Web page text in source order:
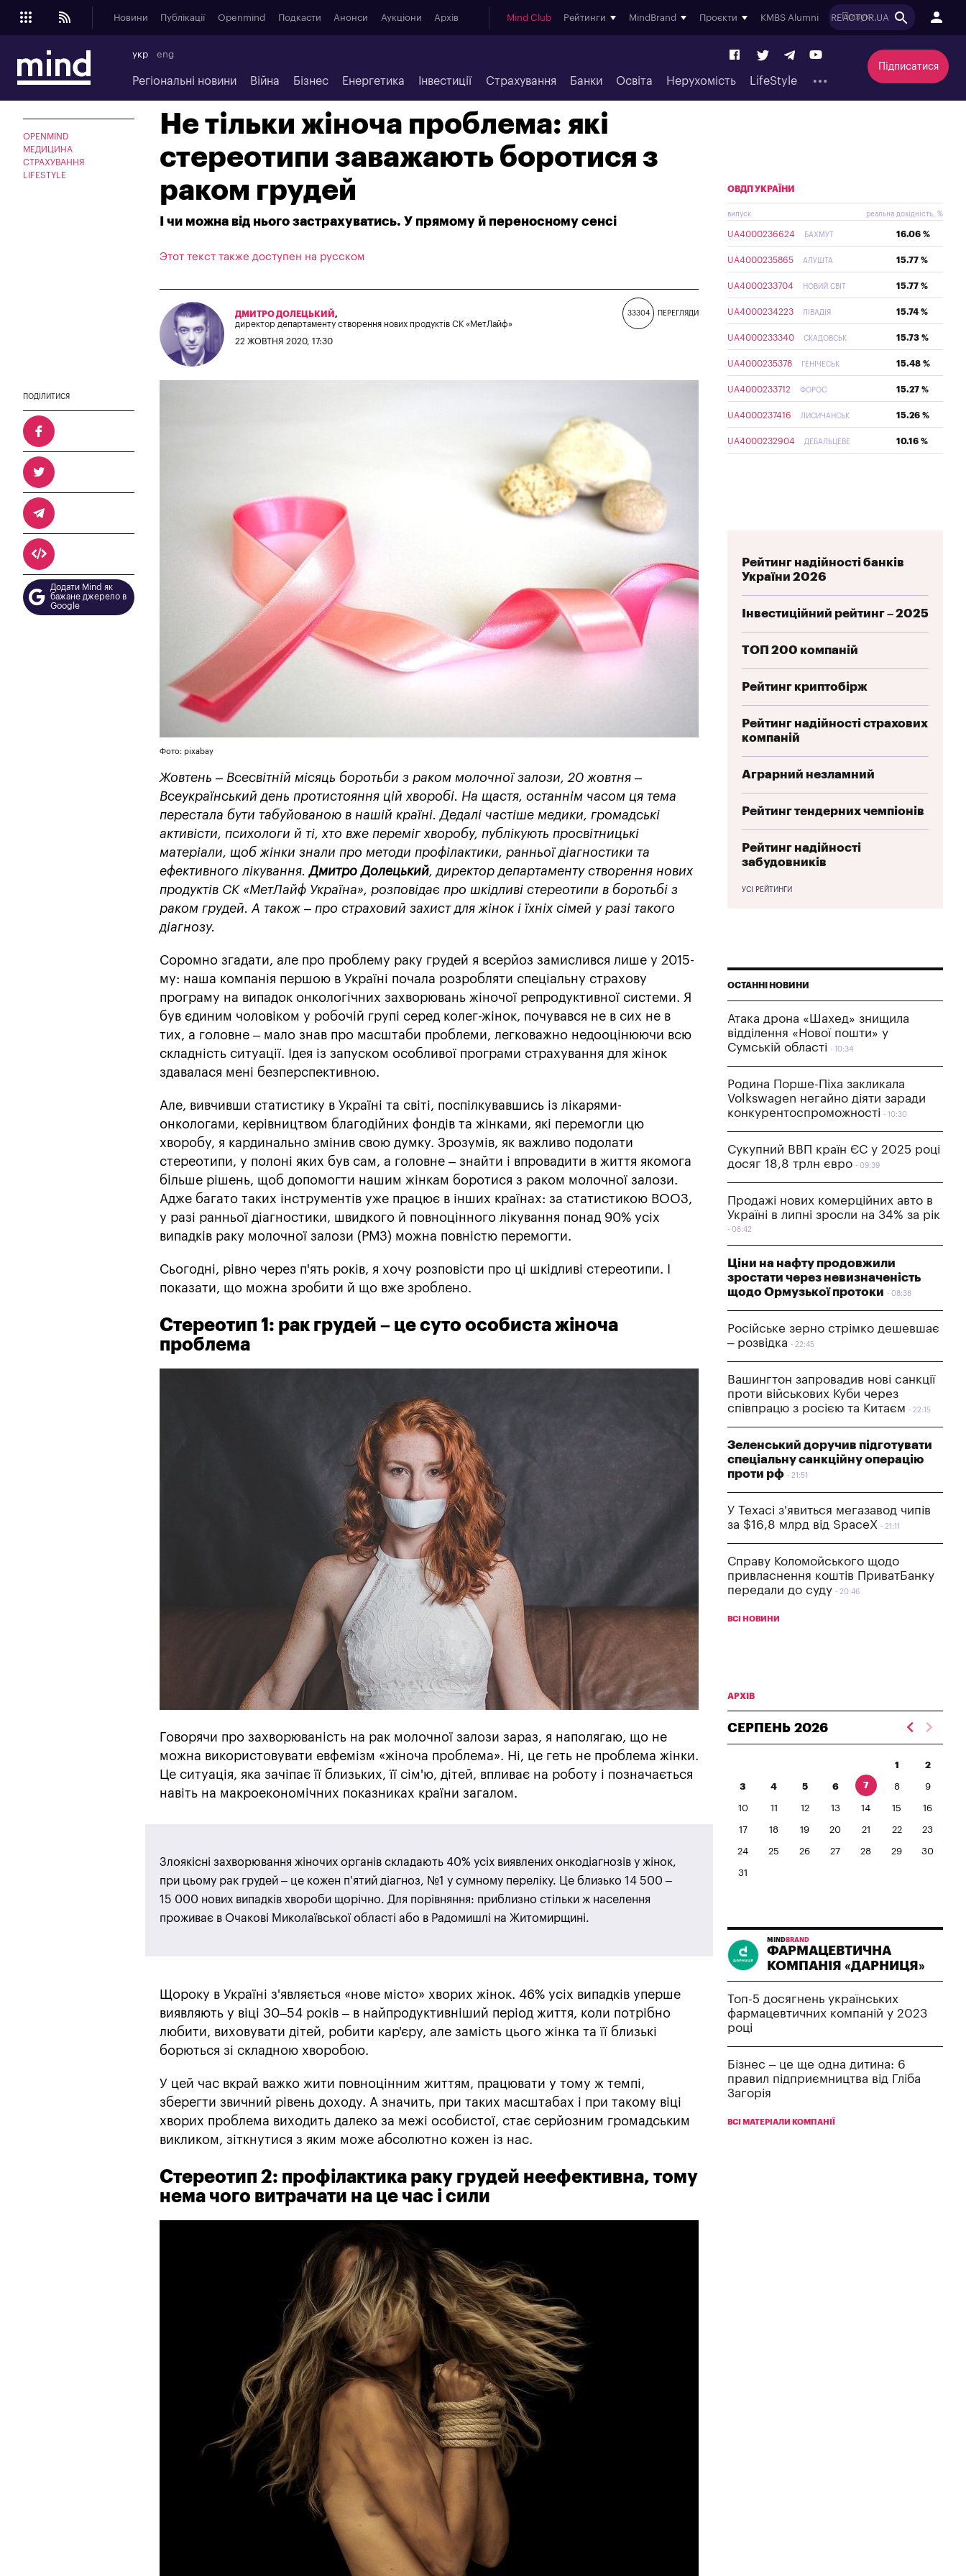
Новини Публікації Openmind Подкасти Анонси Аукціони Архів Mind Club Рейтинги MindBrand Проєкти KMBS Alumni REACTOR.UA
укр eng
Регіональні новини Війна Бізнес Енергетика Інвестиції Страхування Банки Освіта Нерухомість LifeStyle
Підписатися
OPENMIND
МЕДИЦИНА
СТРАХУВАННЯ
LIFESTYLE
Не тільки жіноча проблема: які
стереотипи заважають боротися з
раком грудей
І чи можна від нього застрахуватись. У прямому й переносному сенсі
Этот текст также доступен на русском
33304 ПЕРЕГЛЯДИ
ДМИТРО ДОЛЕЦЬКИЙ ,
директор департаменту створення нових продуктів СК «МетЛайф»
22 ЖОВТНЯ 2020, 17:30
ПОДІЛИТИСЯ
Додати Mind як
бажане джерело в
Google
Фото: pixabay
Жовтень – Всесвітній місяць боротьби з раком молочної залози, 20 жовтня –
Всеукраїнський день протистояння цій хворобі. На щастя, останнім часом ця тема
перестала бути табуйованою в нашій країні. Дедалі частіше медики, громадські
активісти, психологи й ті, хто вже переміг хворобу, публікують просвітницькі
матеріали, щоб жінки знали про методи профілактики, ранньої діагностики та
ефективного лікування.Дмитро Долецький, директор департаменту створення нових
продуктів СК «МетЛайф Україна», розповідає про шкідливі стереотипи в боротьбі з
раком грудей. А також – про страховий захист для жінок і їхніх сімей у разі такого
діагнозу.
Соромно згадати, але про проблему раку грудей я всерйоз замислився лише у 2015-
му: наша компанія першою в Україні почала розробляти спеціальну страхову
програму на випадок онкологічних захворювань жіночої репродуктивної системи. Я
був єдиним чоловіком у робочій групі серед колег-жінок, почувався не в сих не в
тих, а головне – мало знав про масштаби проблеми, легковажно недооцінюючи всю
складність ситуації. Ідея із запуском особливої програми страхування для жінок
здавалася мені безперспективною.
Але, вивчивши статистику в Україні та світі, поспілкувавшись із лікарями-
онкологами, керівництвом благодійних фондів та жінками, які перемогли цю
хворобу, я кардинально змінив свою думку. Зрозумів, як важливо подолати
стереотипи, у полоні яких був сам, а головне – знайти і впровадити в життя якомога
більше рішень, щоб допомогти нашим жінкам боротися з раком молочної залози.
Адже багато таких інструментів уже працює в інших країнах: за статистикою ВООЗ,
у разі ранньої діагностики, швидкого й повноцінного лікування понад 90% усіх
випадків раку молочної залози (РМЗ) можна повністю перемогти.
Сьогодні, рівно через п'ять років, я хочу розповісти про ці шкідливі стереотипи. І
показати, що можна зробити й що вже зроблено.
Стереотип 1: рак грудей – це суто особиста жіноча
проблема
Говорячи про захворюваність на рак молочної залози зараз, я наполягаю, що не
можна використовувати евфемізм «жіноча проблема». Ні, це геть не проблема жінки.
Це ситуація, яка зачіпає її близьких, її сім'ю, дітей, впливає на роботу і позначається
навіть на макроекономічних показниках країни загалом.
Злоякісні захворювання жіночих органів складають 40% усіх виявлених онкодіагнозів у жінок,
при цьому рак грудей – це кожен п'ятий діагноз, №1 у сумному переліку. Це близько 14 500 –
15 000 нових випадків хвороби щорічно. Для порівняння: приблизно стільки ж населення
проживає в Очакові Миколаївської області або в Радомишлі на Житомирщині.
Щороку в Україні з'являється «нове місто» хворих жінок. 46% усіх випадків уперше
виявляють у віці 30–54 років – в найпродуктивніший період життя, коли потрібно
любити, виховувати дітей, робити кар'єру, але замість цього жінка та її близькі
борються зі складною хворобою.
У цей час вкрай важко жити повноцінним життям, працювати у тому ж темпі,
зберегти звичний рівень доходу. А значить, при таких масштабах і при такому віці
хворих проблема виходить далеко за межі особистої, стає серйозним громадським
викликом, зіткнутися з яким може абсолютно кожен із нас.
Стереотип 2: профілактика раку грудей неефективна, тому
нема чого витрачати на це час і сили
ОВДП УКРАЇНИ
випуск реальна дохідність, %
UA4000236624 БАХМУТ 16.06 %
UA4000235865 АЛУШТА 15.77 %
UA4000233704 НОВИЙ СВІТ 15.77 %
UA4000234223 ЛІВАДІЯ 15.74 %
UA4000233340 СКАДОВСЬК 15.73 %
UA4000235378 ГЕНІЧЕСЬК 15.48 %
UA4000233712 ФОРОС 15.27 %
UA4000237416 ЛИСИЧАНСЬК 15.26 %
UA4000232904 ДЕБАЛЬЦЕВЕ 10.16 %
Рейтинг надійності банків
України 2026
Інвестиційний рейтинг – 2025
ТОП 200 компаній
Рейтинг криптобірж
Рейтинг надійності страхових
компаній
Аграрний незламний
Рейтинг тендерних чемпіонів
Рейтинг надійності
забудовників
УСІ РЕЙТИНГИ
ОСТАННІ НОВИНИ
Атака дрона «Шахед» знищила
відділення «Нової пошти» у
Сумській області
10:34
Родина Порше-Піха закликала
Volkswagen негайно діяти заради
конкурентоспроможності
10:30
Сукупний ВВП країн ЄС у 2025 році
досяг 18,8 трлн євро
09:39
Продажі нових комерційних авто в
Україні в липні зросли на 34% за рік
08:42
Ціни на нафту продовжили
зростати через невизначеність
щодо Ормузької протоки
08:38
Російське зерно стрімко дешевшає
– розвідка
22:45
Вашингтон запровадив нові санкції
проти військових Куби через
співпрацю з росією та Китаєм
22:15
Зеленський доручив підготувати
спеціальну санкційну операцію
проти рф
21:51
У Техасі з'явиться мегазавод чипів
за $16,8 млрд від SpaceX
21:11
Справу Коломойського щодо
привласнення коштів ПриватБанку
передали до суду
20:46
ВСІ НОВИНИ
АРХІВ
СЕРПЕНЬ 2026
1 2
3 4 5 6 7 8 9
10 11 12 13 14 15 16
17 18 19 20 21 22 23
24 25 26 27 28 29 30
31
MIND BRAND
ФАРМАЦЕВТИЧНА
КОМПАНІЯ «ДАРНИЦЯ»
Топ-5 досягнень українських
фармацевтичних компаній у 2023
році
Бізнес – це ще одна дитина: 6
правил підприємництва від Гліба
Загорія
ВСІ МАТЕРІАЛИ КОМПАНІЇ